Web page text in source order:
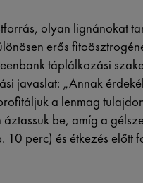
olyan lignánokat
erős
táplálkozási
javaslat: „Annak
a lenmag
be, amíg a
10 perc) és étkezés előtt